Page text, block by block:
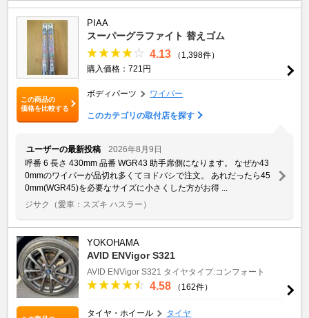
この商品の
価格を比較する
PIAA
スーパーグラファイト 替えゴム
4.13
（1,398件）
購入価格：721円
ボディパーツ ワイパー
このカテゴリの取付店を探す
ユーザーの最新投稿
2026年8月9日
呼番 6 長さ 430mm 品番 WGR43 助手席側になります。 なぜか43
0mmのワイパーが品切れ多くてヨドバシで注文。 あれだったら45
0mm(WGR45)を必要なサイズに小さくした方がお得 ...
ジサク
（愛車：スズキ ハスラー）
YOKOHAMA
AVID ENVigor S321
AVID ENVigor S321 タイヤタイプ:コンフォート
4.58 （162件）
タイヤ・ホイール タイヤ